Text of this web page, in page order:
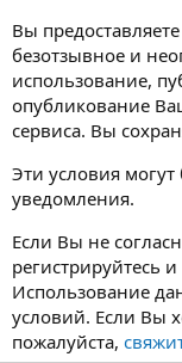
Вы
безотзывное и
использование,
опубликование
сервиса. Вы
Эти условия
уведомления.
Если Вы не
регистрируйтесь
Использование
условий. Если Вы
пожалуйста,